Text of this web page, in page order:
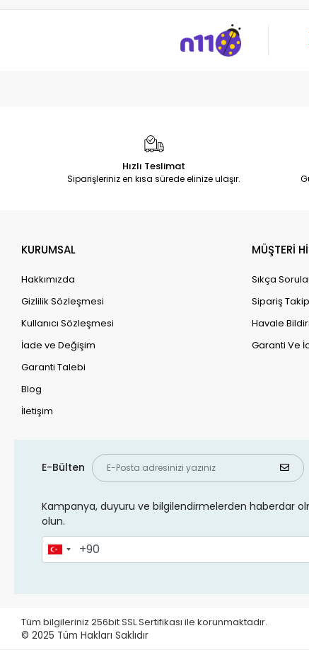
Hızlı Teslimat
Siparişleriniz en kısa sürede elinize ulaşır.
KURUMSAL
Hakkımızda
Gizlilik Sözleşmesi
Kullanıcı Sözleşmesi
İade ve Değişim
Garanti Talebi
Blog
İletişim
MÜŞTERİ
Sıkça
Sipariş Takip
Havale
Garanti Ve
E-Bülten
Kampanya, duyuru ve bilgilendirmelerden haberdar
olun.
Tüm bilgileriniz 256bit SSL Sertifikası ile korunmaktadır.
© 2025 Tüm Hakları Saklıdır